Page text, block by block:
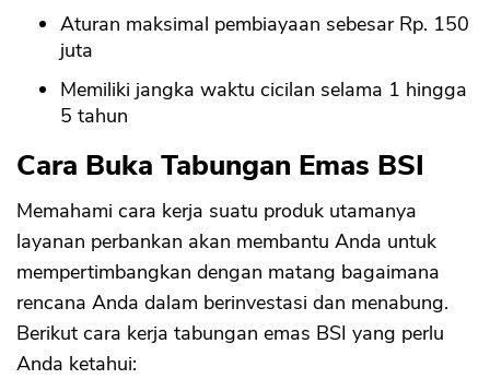
Aturan maksimal pembiayaan sebesar Rp. 150
juta
Memiliki jangka waktu cicilan selama 1 hingga
5 tahun
Cara Buka Tabungan Emas BSI
Memahami cara kerja suatu produk utamanya
layanan perbankan akan membantu Anda untuk
mempertimbangkan dengan matang bagaimana
rencana Anda dalam berinvestasi dan menabung.
Berikut cara kerja tabungan emas BSI yang perlu
Anda ketahui: